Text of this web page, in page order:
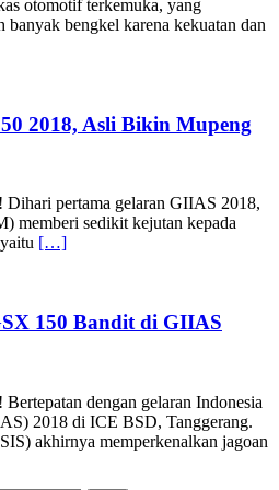
otomotif terkemuka, yang
bengkel karena kekuatan dan
2018, Asli Bikin Mupeng
pertama gelaran GIIAS 2018,
memberi sedikit kejutan kepada
[…]
150 Bandit di GIIAS
dengan gelaran Indonesia
2018 di ICE BSD, Tanggerang.
akhirnya memperkenalkan jagoan